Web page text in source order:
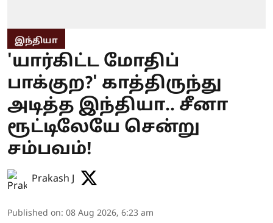
இந்தியா
'யார்கிட்ட மோதிப்
பாக்குற?' காத்திருந்து
அடித்த இந்தியா.. சீனா
ரூட்டிலேயே சென்று
சம்பவம்!
Prakash J
Published on: 08 Aug 2026, 6:23 am